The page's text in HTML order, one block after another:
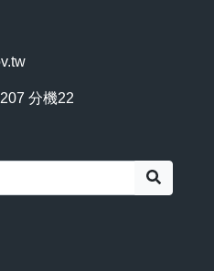
分機22